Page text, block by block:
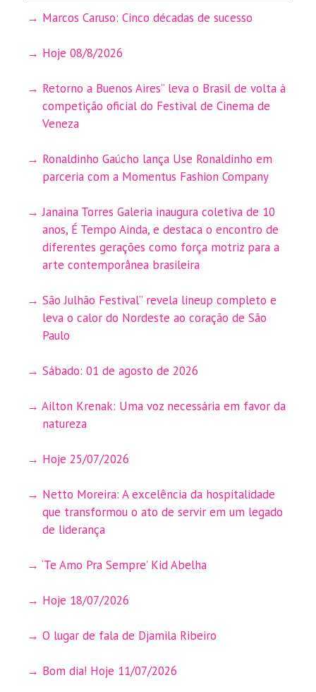
Marcos Caruso: Cinco décadas de sucesso
Hoje 08/8/2026
Retorno a Buenos Aires” leva o Brasil de volta à
competição oficial do Festival de Cinema de
Veneza
Ronaldinho Gaúcho lança Use Ronaldinho em
parceria com a Momentus Fashion Company
Janaina Torres Galeria inaugura coletiva de 10
anos, É Tempo Ainda, e destaca o encontro de
diferentes gerações como força motriz para a
arte contemporânea brasileira
São Julhão Festival” revela lineup completo e
leva o calor do Nordeste ao coração de São
Paulo
Sábado: 01 de agosto de 2026
Ailton Krenak: Uma voz necessária em favor da
natureza
Hoje 25/07/2026
Netto Moreira: A excelência da hospitalidade
que transformou o ato de servir em um legado
de liderança
‘Te Amo Pra Sempre’ Kid Abelha
Hoje 18/07/2026
O lugar de fala de Djamila Ribeiro
Bom dia! Hoje 11/07/2026